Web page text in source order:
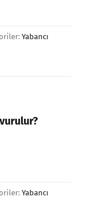
Yabancı
Yabancı